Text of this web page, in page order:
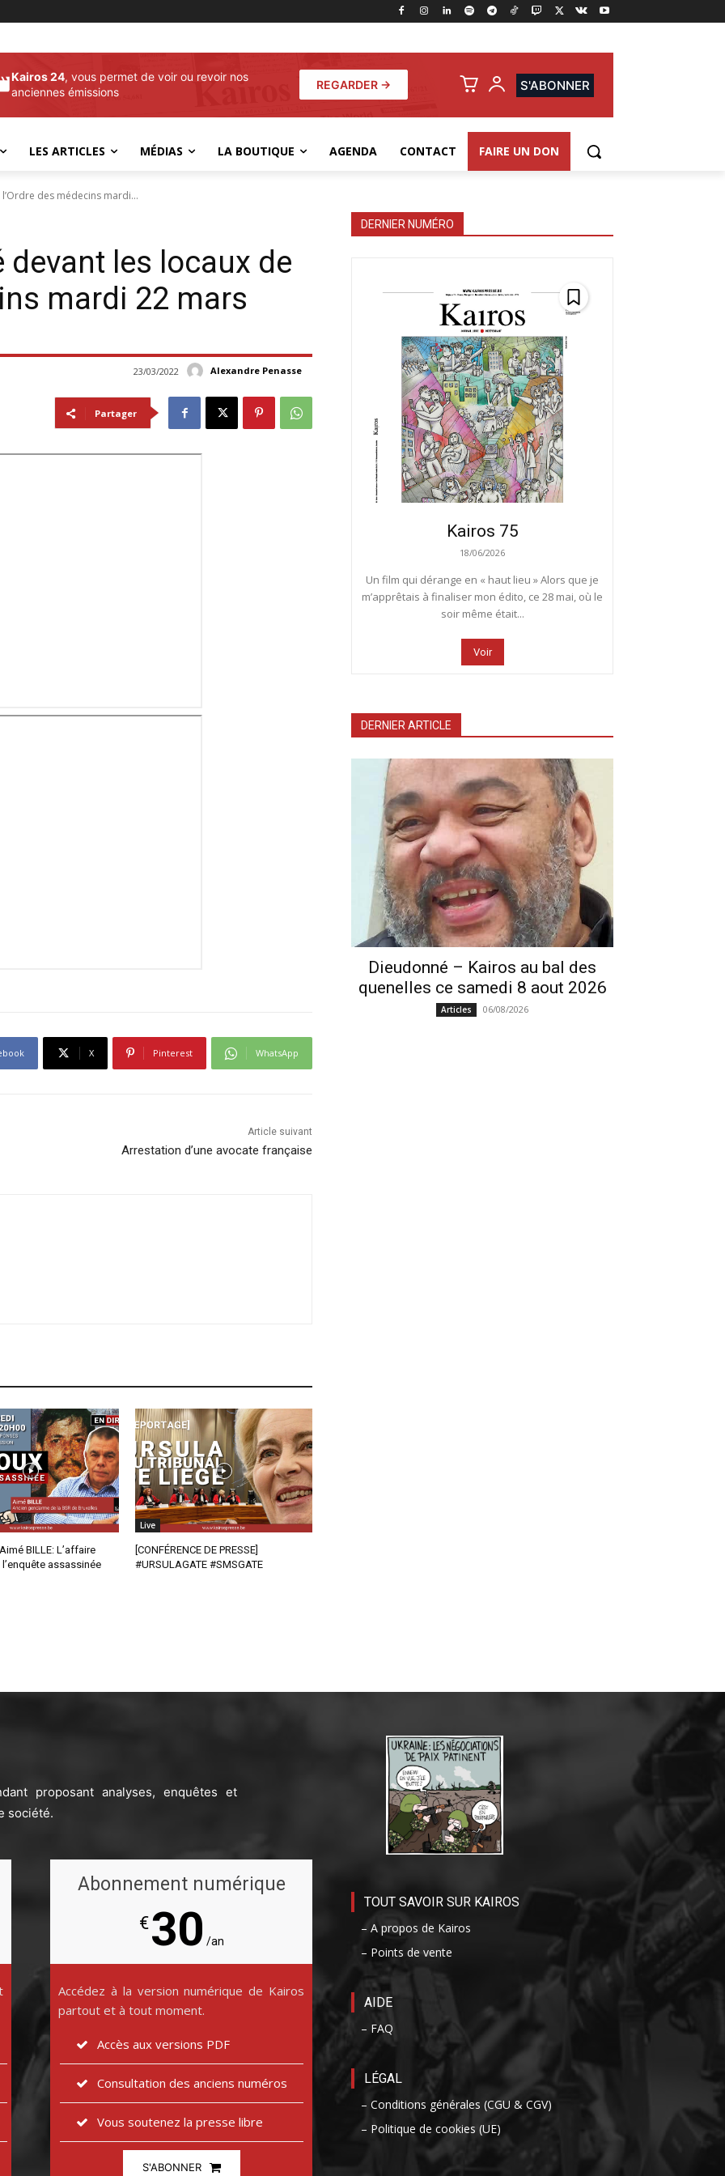
Kairos 24, vous permet de voir ou revoir nos
anciennes émissions
REGARDER → S'ABONNER
LES ARTICLES MÉDIAS LA BOUTIQUE AGENDA CONTACT FAIRE UN DON
des médecins mardi...
devant les locaux de
mardi 22 mars
Alexandre Penasse
23/03/2022
Partager
X Pinterest WhatsApp
Article suivant
Arrestation d’une avocate française
BILLE: L’affaire
l’enquête assassinée
Live
[CONFÉRENCE DE PRESSE]
#URSULAGATE #SMSGATE
DERNIER NUMÉRO
Kairos 75
18/06/2026
Un film qui dérange en « haut lieu » Alors que je
m’apprêtais à finaliser mon édito, ce 28 mai, où le
soir même était...
Voir
DERNIER ARTICLE
Dieudonné – Kairos au bal des
quenelles ce samedi 8 aout 2026
Articles 06/08/2026
proposant analyses, enquêtes et
société.
Abonnement numérique
€30 /an
Accédez à la version numérique de Kairos
partout et à tout moment.
Accès aux versions PDF
Consultation des anciens numéros
Vous soutenez la presse libre
S'ABONNER
TOUT SAVOIR SUR KAIROS
– A propos de Kairos
– Points de vente
AIDE
– FAQ
LÉGAL
– Conditions générales (CGU & CGV)
– Politique de cookies (UE)